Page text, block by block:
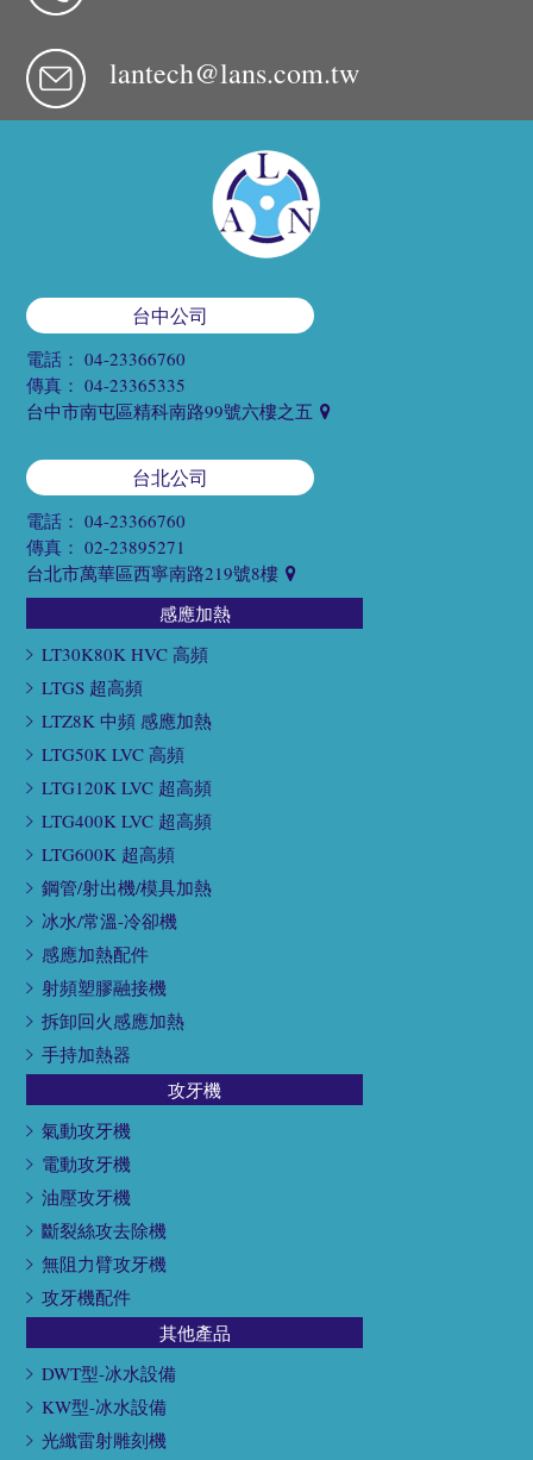
lantech@lans.com.tw
台中公司
電話：04-23366760
傳真：04-23365335
台中市南屯區精科南路99號六樓之五
台北公司
電話：04-23366760
傳真：02-23895271
台北市萬華區西寧南路219號8樓
感應加熱
LT30K80K HVC 高頻
LTGS 超高頻
LTZ8K 中頻 感應加熱
LTG50K LVC 高頻
LTG120K LVC 超高頻
LTG400K LVC 超高頻
LTG600K 超高頻
鋼管/射出機/模具加熱
冰水/常溫-冷卻機
感應加熱配件
射頻塑膠融接機
拆卸回火感應加熱
手持加熱器
攻牙機
氣動攻牙機
電動攻牙機
油壓攻牙機
斷裂絲攻去除機
無阻力臂攻牙機
攻牙機配件
其他產品
DWT型-冰水設備
KW型-冰水設備
光纖雷射雕刻機